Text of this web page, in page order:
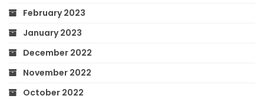
February 2023
January 2023
December 2022
November 2022
October 2022